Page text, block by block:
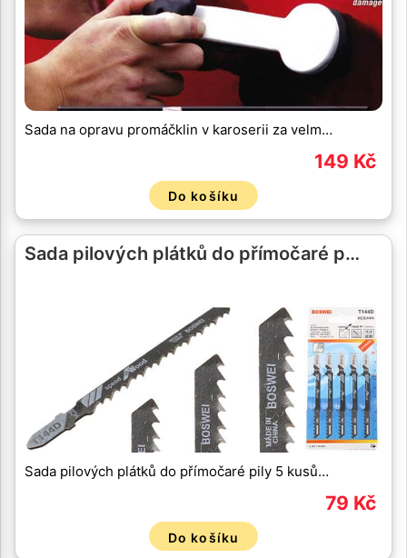
Sada na opravu promáčklin v karoserii za velm…
149 Kč
Do košíku
Sada pilových plátků do přímočaré p…
Sada pilových plátků do přímočaré pily 5 kusů…
79 Kč
Do košíku